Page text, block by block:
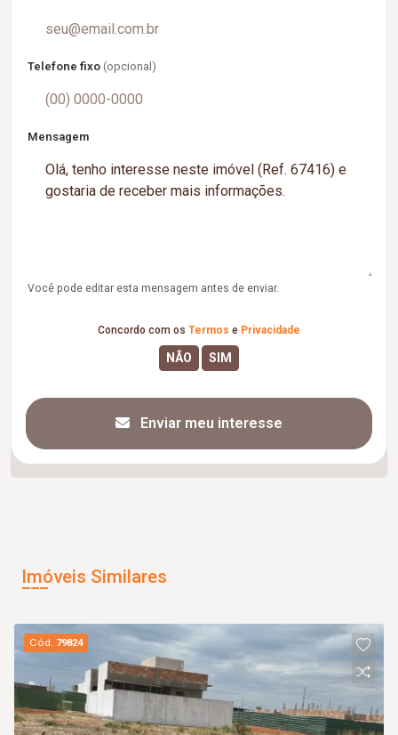
Telefone fixo (opcional)
Mensagem
Você pode editar esta mensagem antes de enviar.
Concordo com os Termos e Privacidade
Enviar meu interesse
Imóveis Similares
Cód. 79824